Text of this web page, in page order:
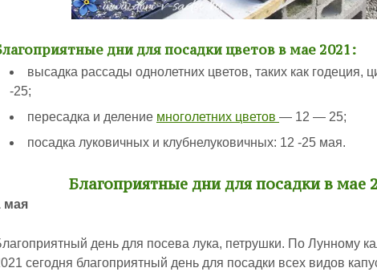
дни для посадки цветов в мае 2021:
высадка рассады однолетних цветов, таких как годеция,
-25;
пересадка и деление многолетних цветов — 12 — 25;
посадка луковичных и клубнелуковичных: 12 -25 мая.
Благоприятные дни для посадки в мае
мая
день для посева лука, петрушки. По Лунному
сегодня благоприятный день для посадки всех видов